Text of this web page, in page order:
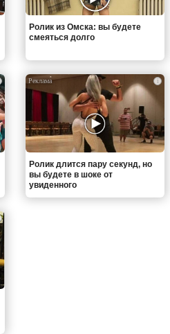
Ролик из Омска: вы будете
смеяться долго
i
Ролик длится пару секунд, но
вы будете в шоке от
увиденного